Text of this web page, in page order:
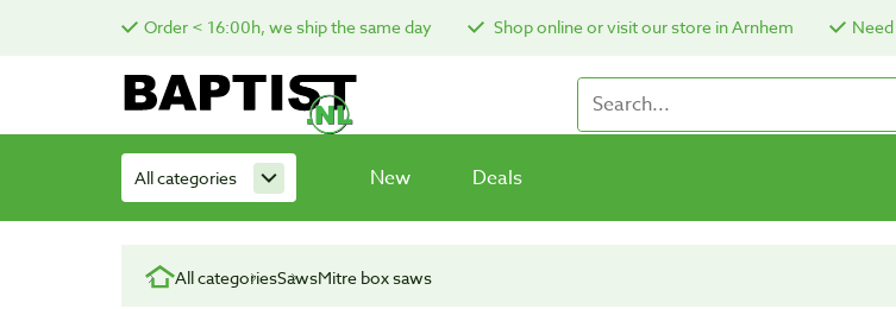
Order < 16:00h, we ship the same day Shop online or visit our store in Arnhem
All categories New Deals
All categoriesSawsMitre box saws